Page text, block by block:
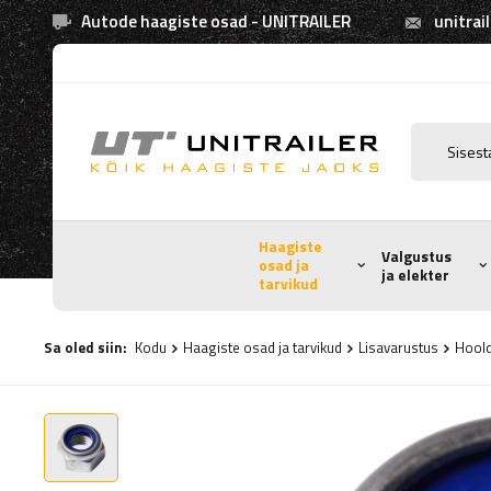
Autode haagiste osad - UNITRAILER
Haagiste
osad ja
tarvikud
Valgustus
ja elekter
Sa oled siin: Kodu Haagiste osad ja tarvikud Lisavarustus